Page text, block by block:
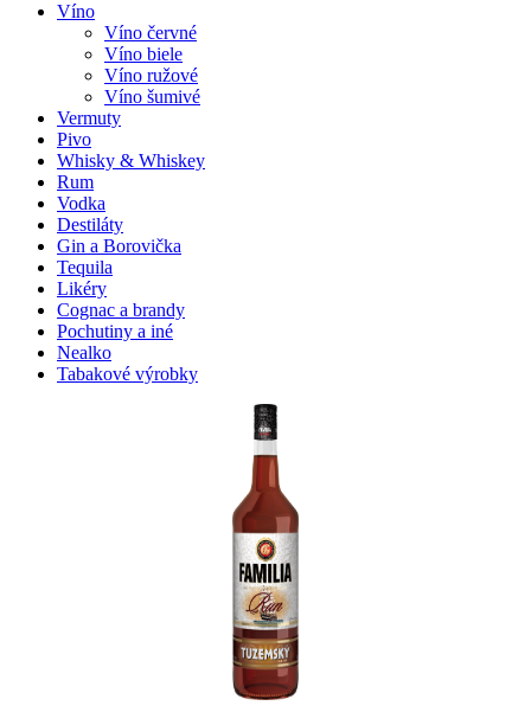
Víno
Víno červné
Víno biele
Víno ružové
Víno šumivé
Vermuty
Pivo
Whisky & Whiskey
Rum
Vodka
Destiláty
Gin a Borovička
Tequila
Likéry
Cognac a brandy
Pochutiny a iné
Nealko
Tabakové výrobky